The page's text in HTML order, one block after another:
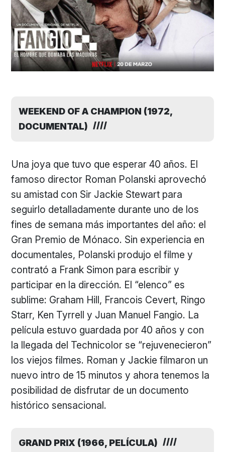
WEEKEND OF A CHAMPION (1972,
DOCUMENTAL)
Una joya que tuvo que esperar 40 años. El
famoso director Roman Polanski aprovechó
su amistad con Sir Jackie Stewart para
seguirlo detalladamente durante uno de los
fines de semana más importantes del año: el
Gran Premio de Mónaco. Sin experiencia en
documentales, Polanski produjo el filme y
contrató a Frank Simon para escribir y
participar en la dirección. El “elenco” es
sublime: Graham Hill, Francois Cevert, Ringo
Starr, Ken Tyrrell y Juan Manuel Fangio. La
película estuvo guardada por 40 años y con
la llegada del Technicolor se “rejuvenecieron”
los viejos filmes. Roman y Jackie filmaron un
nuevo intro de 15 minutos y ahora tenemos la
posibilidad de disfrutar de un documento
histórico sensacional.
GRAND PRIX (1966, PELÍCULA)